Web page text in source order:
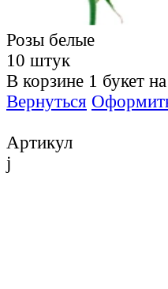
Розы белые
10 штук
В корзине 1 букет на
Вернуться
Артикул
j